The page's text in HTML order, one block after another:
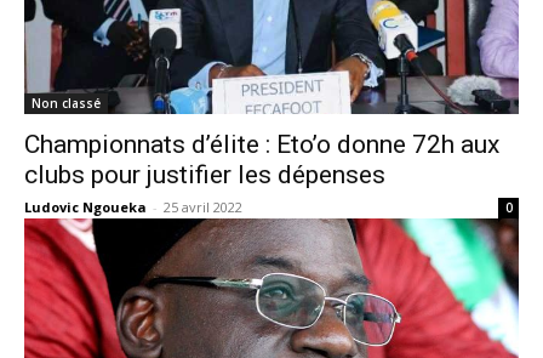
Non classé
Championnats d’élite : Eto’o donne 72h aux
clubs pour justifier les dépenses
Ludovic Ngoueka - 25 avril 2022 0